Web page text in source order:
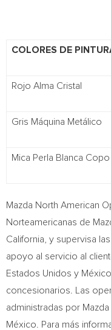
COLORES DE
Rojo Alma Cristal
Gris Máquina Metálico
Mica Perla Blanca
Mazda North American
Norteamericanas de
California , y supervisa
apoyo al servicio al
Estados Unidos y
concesionarios. Las
administradas por
México. Para más